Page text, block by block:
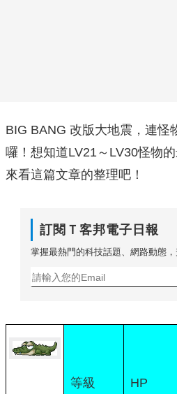
BIG BANG 改版大地震，連怪
囉！想知道LV21～LV30怪物
來看這篇文章的整理吧！
訂閱Ｔ客邦電子日報
掌握最熱門的科技話題、網路動態，
等級 HP